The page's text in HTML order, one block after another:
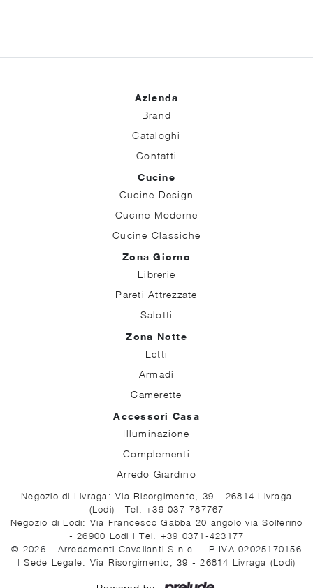
Azienda
Brand
Cataloghi
Contatti
Cucine
Cucine Design
Cucine Moderne
Cucine Classiche
Zona Giorno
Librerie
Pareti Attrezzate
Salotti
Zona Notte
Letti
Armadi
Camerette
Accessori Casa
Illuminazione
Complementi
Arredo Giardino
Negozio di Livraga: Via Risorgimento, 39 - 26814 Livraga
(Lodi) | Tel. +39 037-787767
Negozio di Lodi: Via Francesco Gabba 20 angolo via Solferino
- 26900 Lodi |Tel. +39 0371-423177
© 2026 - Arredamenti Cavallanti S.n.c. - P.IVA 02025170156
|Sede Legale: Via Risorgimento, 39 - 26814 Livraga (Lodi)